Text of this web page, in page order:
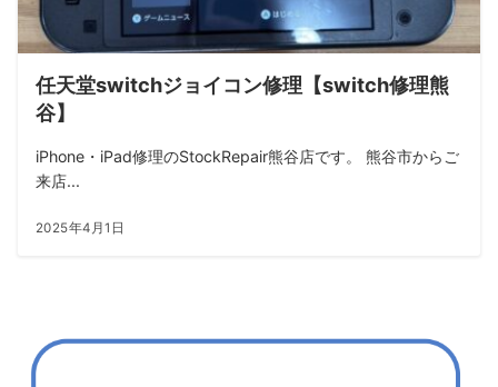
任天堂switchジョイコン修理【switch修理熊
谷】
iPhone・iPad修理のStockRepair熊谷店です。 熊谷市からご
来店...
2025年4月1日